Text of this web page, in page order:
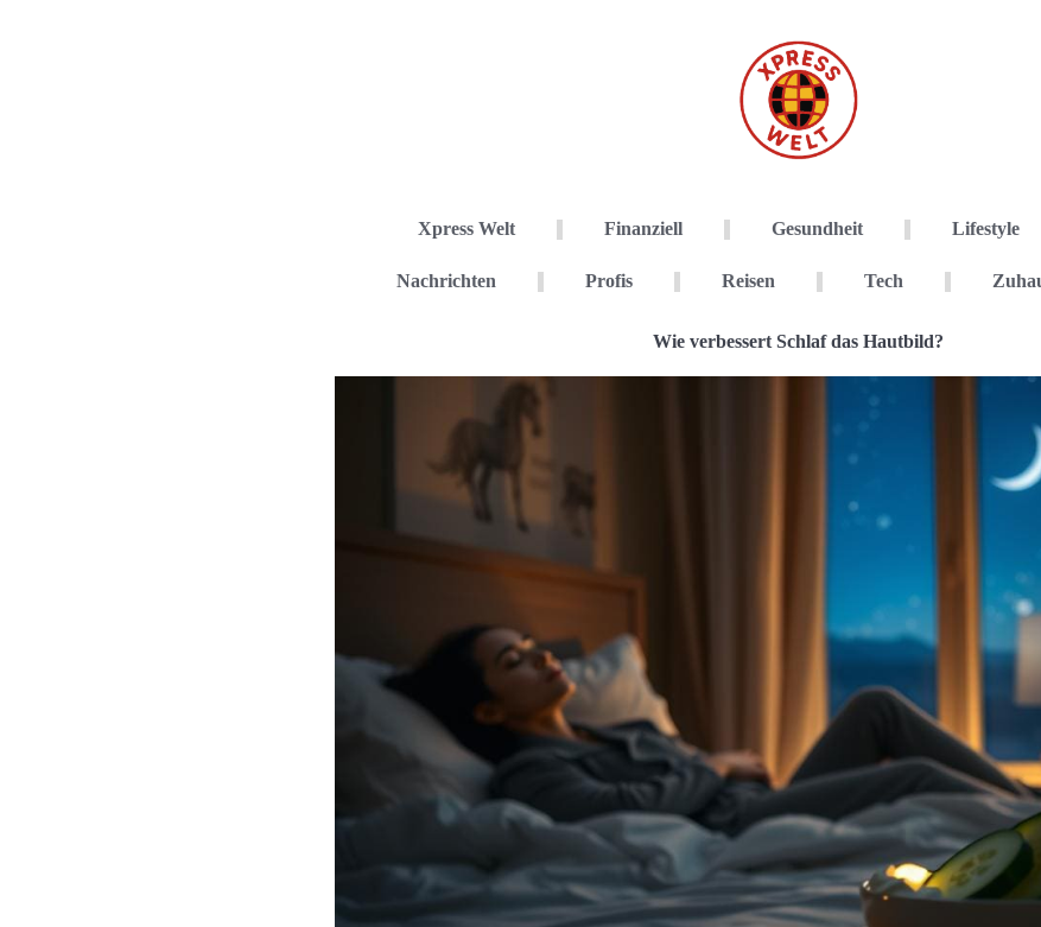
Xpress Welt Finanziell Gesundheit Lifestyle
Nachrichten Profis Reisen Tech
Wie verbessert Schlaf das Hautbild?